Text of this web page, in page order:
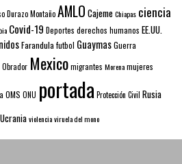
Durazo MontañoAMLO CajemeChiapas ciencia
Covid-19 Deportes derechos humanos EE.UU.
Farandulafutbol GuaymasGuerra
Obrador Mexicomigrantes Morenamujeres
OMS ONU portada Protección Civil Rusia
Ucraniaviolenciaviruela del mono